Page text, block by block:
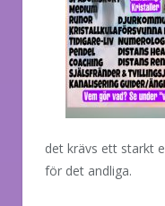
det krävs ett starkt
för det andliga.